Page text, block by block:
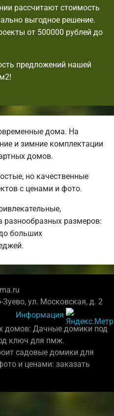
рассчитают стоимость
выгодное решение.
от 500000 рублей до
предложений нашей
дома. На
и зимние комплектации
домов.
но качественные
с ценами и фото.
размеров:
больших
ул. Московская, д. 2
Информация
домов: Дачные домики под
ключ для пмж.
садовые домики для
и ценами: заказать